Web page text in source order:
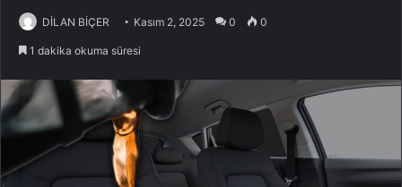
DİLAN BİÇER Kasım 2, 2025 0 0
1 dakika okuma süresi